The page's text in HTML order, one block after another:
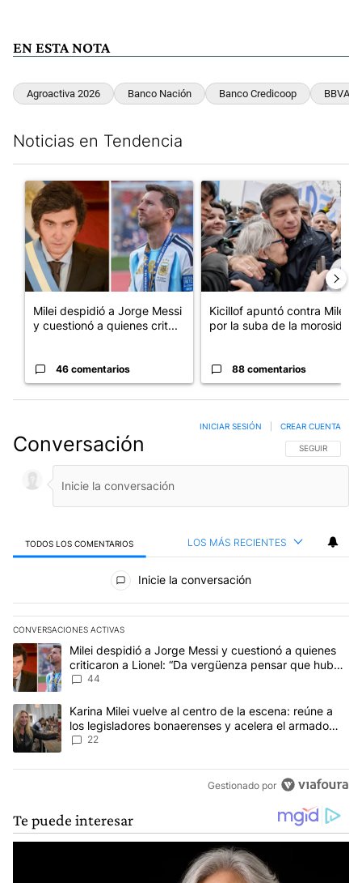
EN ESTA NOTA
Agroactiva 2026 Banco Nación Banco Credicoop BBVA
Noticias en Tendencia
Un artículo de tendencia con el título "Milei despidió a Jorge
Milei despidió a Jorge Messi
y cuestionó a quienes crit...
46 comentarios
Un artículo de tendencia con
Kicillof apuntó contra Milei
por la suba de la morosida...
88 comentarios
Conversación SIGA ESTA
SEGUIR
INICIAR SESIÓN CREAR CUENTA
TODOS LOS COMENTARIOS LOS MÁS RECIENTES
Todos los comentarios
Inicie la conversación
CONVERSACIONES ACTIVAS
Este listado muestra los artículos con más comentarios en los
Un artículo de tendencia con el título "Milei despidió a Jorge
Milei despidió a Jorge Messi y cuestionó a quienes
criticaron a Lionel: “Da vergüenza pensar que hubo
anti-Messi”
44
Un artículo de tendencia con el título "Karina Milei vuelve al
Karina Milei vuelve al centro de la escena: reúne a
los legisladores bonaerenses y acelera el armado
para 2027
22
Gestionado por